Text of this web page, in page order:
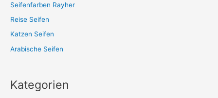
Seifenfarben Rayher
Reise Seifen
Katzen Seifen
Arabische Seifen
Kategorien